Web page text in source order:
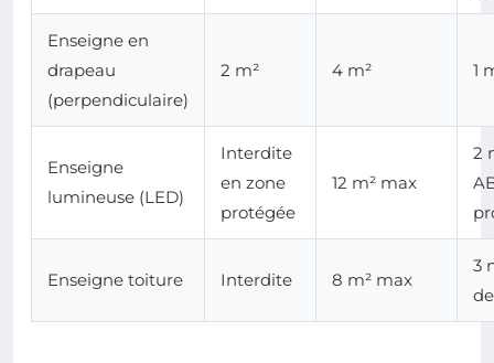
Enseigne en
drapeau
(perpendiculaire)
2 m² 4 m² 1
Enseigne
lumineuse (LED)
Interdite
en zone
protégée
12 m² max
2
Enseigne toiture Interdite 8 m² max
3